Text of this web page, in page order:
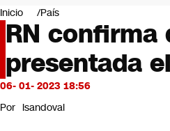
Mundo
Negocios
Deportes
Programas completos
Cultura
Servicios
Bits
CNN Data
Inicio País
RN
presentada
06- 01- 2023 18:56
Por lsandoval